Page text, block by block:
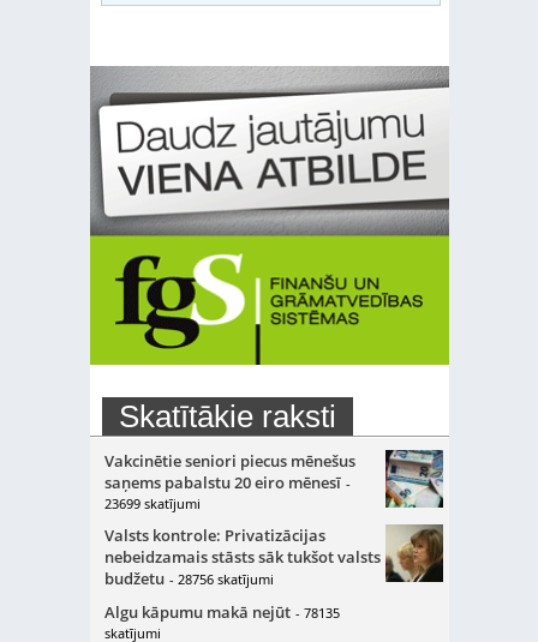
Skatītākie raksti
Vakcinētie seniori piecus mēnešus
saņems pabalstu 20 eiro mēnesī -
23699 skatījumi
Valsts kontrole: Privatizācijas
nebeidzamais stāsts sāk tukšot valsts
budžetu - 28756 skatījumi
Algu kāpumu makā nejūt - 78135
skatījumi